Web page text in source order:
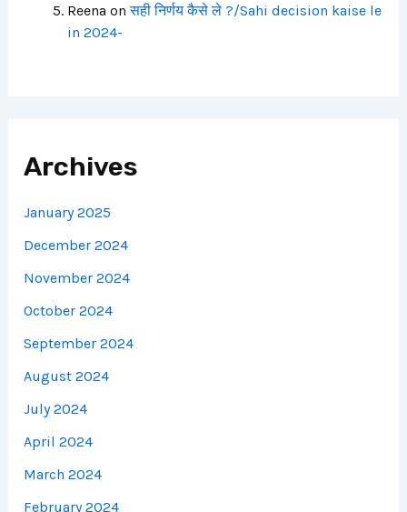
Reena onसही निर्णय कैसे ले ?/Sahi decision kaise le
in 2024-
Archives
January 2025
December 2024
November 2024
October 2024
September 2024
August 2024
July 2024
April 2024
March 2024
February 2024